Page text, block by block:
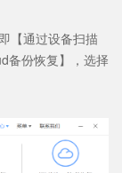
【通过设备扫描
备份恢复】，选择